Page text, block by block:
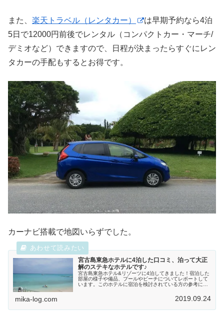
また、 楽天トラベル（レンタカー）
は早期予約なら4泊
5日で12000円前後でレンタル（コンパクトカー・マーチ/
デミオなど）できますので、日程が決まったらすぐにレン
タカーの手配もするとお得です。
カーナビ搭載で地図いらずでした。
宮古島東急ホテルに4泊した口コミ、泊って大正
解のステキなホテルです♪
宮古島東急ホテル&リゾーツに4泊してきました！宿泊した
部屋の様子や備品、プールやビーチについてレポートして
います。このホテルに宿泊を検討されている方の参考にな
mika-log.com 2019.09.24